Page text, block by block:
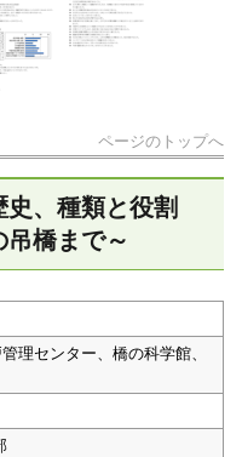
ページのトップへ
、種類と役割
吊橋まで～
理センター、橋の科学館、